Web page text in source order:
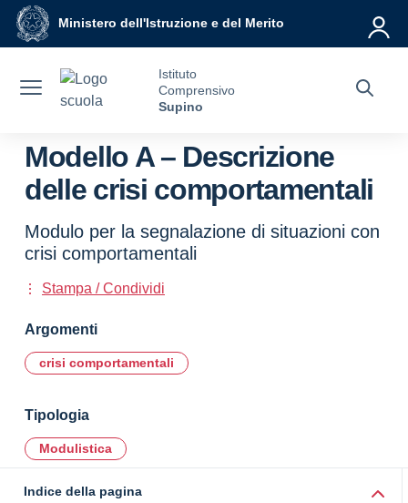
Vai ai contenuti
Vai al menu di navigazione
Vai al footer
Ministero dell'Istruzione e del Merito
Istituto
Comprensivo
Supino
Modello A – Descrizione
delle crisi comportamentali
Modulo per la segnalazione di situazioni con
crisi comportamentali
Stampa / Condividi
Argomenti
crisi comportamentali
Tipologia
Modulistica
Indice della pagina